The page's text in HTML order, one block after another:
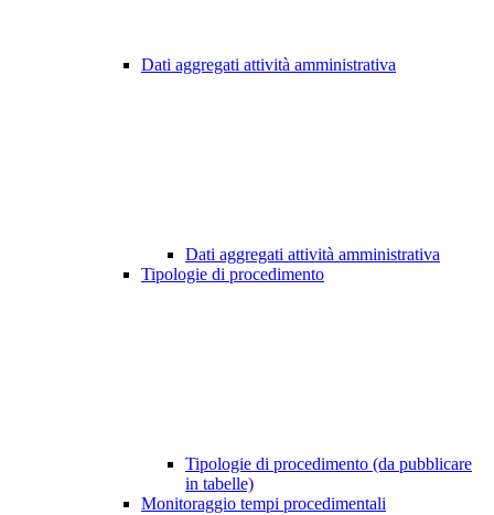
Dati aggregati attività amministrativa
Dati aggregati attività amministrativa
Tipologie di procedimento
Tipologie di procedimento (da pubblicare
in tabelle)
Monitoraggio tempi procedimentali